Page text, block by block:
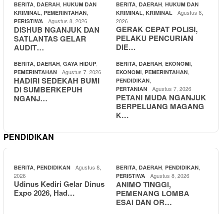
BERITA DAERAH HUKUM DAN
KRIMINAL PEMERINTAHAN
PERISTIWA Agustus 8, 2026
DISHUB NGANJUK DAN
SATLANTAS GELAR
AUDIT…
BERITA DAERAH HUKUM DAN
KRIMINAL KRIMINAL
Agustus 8,
2026
GERAK CEPAT POLISI,
PELAKU PENCURIAN
DIE…
BERITA DAERAH GAYA HIDUP
PEMERINTAHAN Agustus 7, 2026
HADIRI SEDEKAH BUMI
DI SUMBERKEPUH
NGANJ…
BERITA DAERAH EKONOMI
EKONOMI PEMERINTAHAN
PENDIDIKAN
PERTANIAN Agustus 7, 2026
PETANI MUDA NGANJUK
BERPELUANG MAGANG
K…
PENDIDIKAN
BERITA PENDIDIKAN
Agustus 8,
2026
Udinus Kediri Gelar Dinus
Expo 2026, Had…
BERITA DAERAH PENDIDIKAN
PERISTIWA Agustus 8, 2026
ANIMO TINGGI,
PEMENANG LOMBA
ESAI DAN OR…